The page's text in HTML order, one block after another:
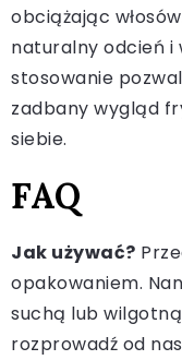
obciążając
naturalny odcień i
stosowanie
zadbany wygląd
siebie.
FAQ
Jak używać?
opakowaniem.
suchą lub
rozprowadź od